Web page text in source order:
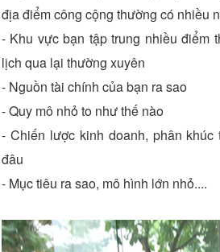
địa điểm công cộng thường có nhiều
- Khu vực bạn tập trung nhiều điểm
lịch qua lại thường xuyên
- Nguồn tài chính của bạn ra sao
- Quy mô nhỏ to như thế nào
- Chiến lược kinh doanh, phân khúc
đâu
- Mục tiêu ra sao, mô hình lớn nhỏ....